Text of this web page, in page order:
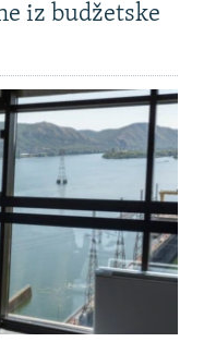
iz budžetske